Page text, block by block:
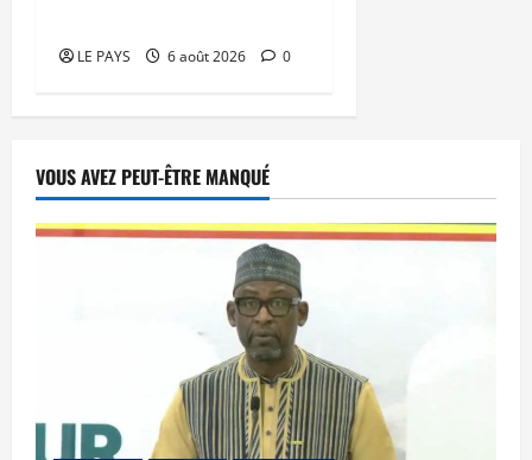
LE PAYS 6 août 2026 0
VOUS AVEZ PEUT-ÊTRE MANQUÉ